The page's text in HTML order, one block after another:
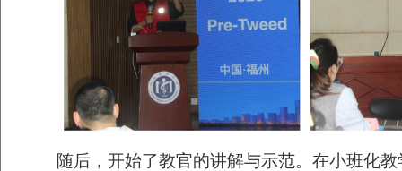
随后，开始了教官的讲解与示范。在小班化